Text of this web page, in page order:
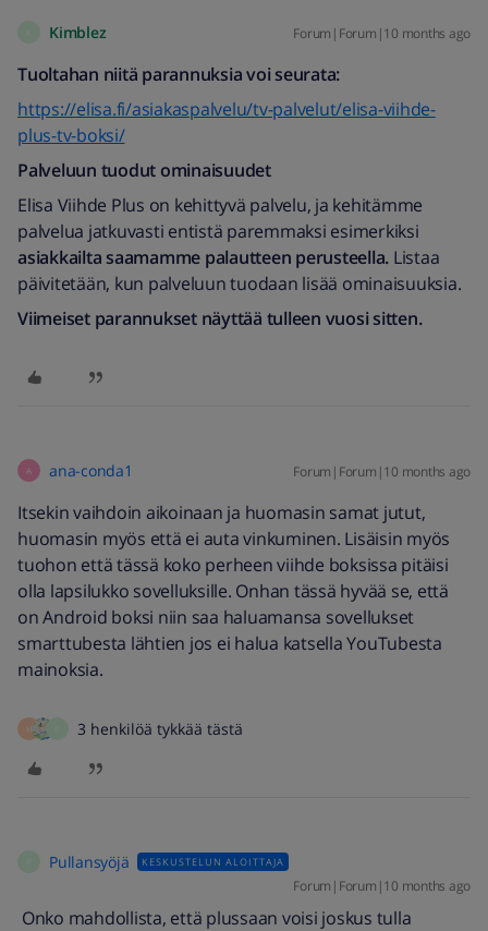
Kimblez Forum|Forum|10 months ago
Tuoltahan niitä parannuksia voi seurata:
https://elisa.fi/asiakaspalvelu/tv-palvelut/elisa-viihde-
plus-tv-boksi/
Palveluun tuodut ominaisuudet
Elisa Viihde Plus on kehittyvä palvelu, ja kehitämme
palvelua jatkuvasti entistä paremmaksi esimerkiksi
asiakkailta saamamme palautteen perusteella. Listaa
päivitetään, kun palveluun tuodaan lisää ominaisuuksia.
Viimeiset parannukset näyttää tulleen vuosi sitten.
A ana-conda1 Forum|Forum|10 months ago
Itsekin vaihdoin aikoinaan ja huomasin samat jutut,
huomasin myös että ei auta vinkuminen. Lisäisin myös
tuohon että tässä koko perheen viihde boksissa pitäisi
olla lapsilukko sovelluksille. Onhan tässä hyvää se, että
on Android boksi niin saa haluamansa sovellukset
smarttubesta lähtien jos ei halua katsella YouTubesta
mainoksia.
H 3 henkilöä tykkää tästä
Pullansyöjä KESKUSTELUN ALOITTAJA
Forum|Forum|10 months ago
Onko mahdollista, että plussaan voisi joskus tulla